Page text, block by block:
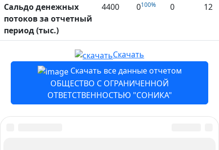
Сальдо денежных
потоков за отчетный
период (тыс.)
4400 0100% 0 12
Скачать
Скачать все данные отчетом
ОБЩЕСТВО С ОГРАНИЧЕННОЙ
ОТВЕТСТВЕННОСТЬЮ "СОНИКА"